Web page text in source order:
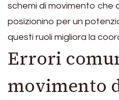
schemi di movimento che
posizionino per un
questi ruoli migliora la
Errori
movimento